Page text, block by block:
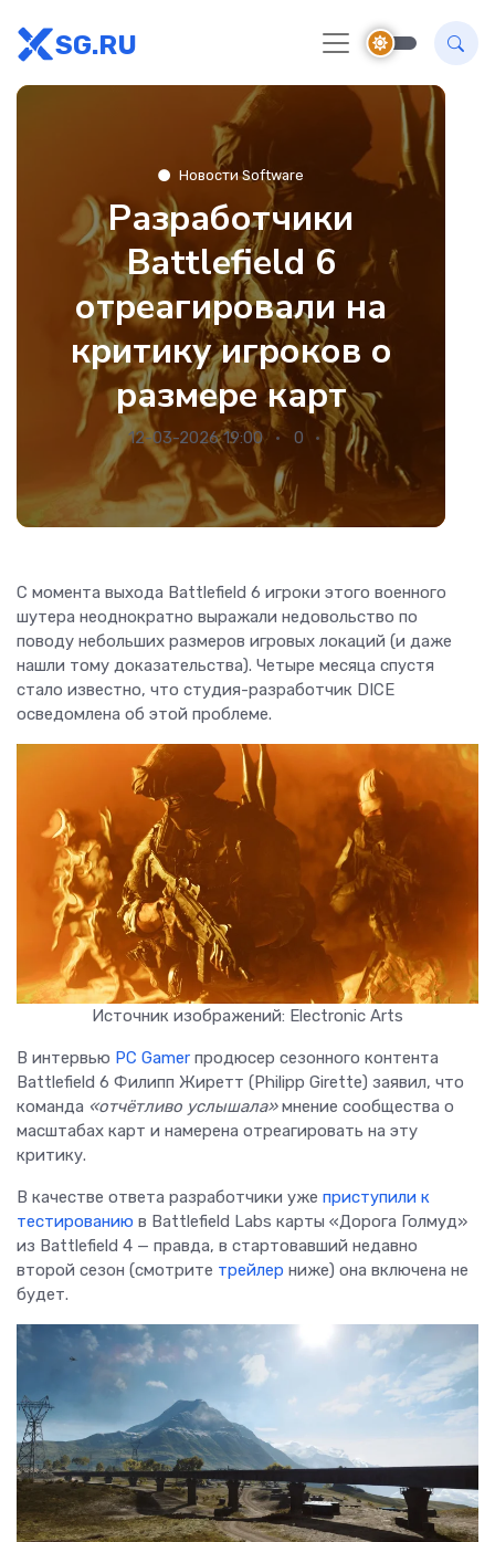
SG.RU
Новости Software
Разработчики
Battlefield 6
отреагировали на
критику игроков о
размере карт
12-03-2026 19:00 0
С момента выхода Battlefield 6 игроки этого военного
шутера неоднократно выражали недовольство по
поводу небольших размеров игровых локаций (и даже
нашли тому доказательства). Четыре месяца спустя
стало известно, что студия-разработчик DICE
осведомлена об этой проблеме.
Источник изображений: Electronic Arts
В интервью PC Gamer продюсер сезонного контента
Battlefield 6 Филипп Жиретт (Philipp Girette) заявил, что
команда «отчётливо услышала»мнение сообщества о
масштабах карт и намерена отреагировать на эту
критику.
В качестве ответа разработчики уже приступили к
тестированию в Battlefield Labs карты «Дорога Голмуд»
из Battlefield 4 — правда, в стартовавший недавно
второй сезон (смотрите трейлер ниже) она включена не
будет.